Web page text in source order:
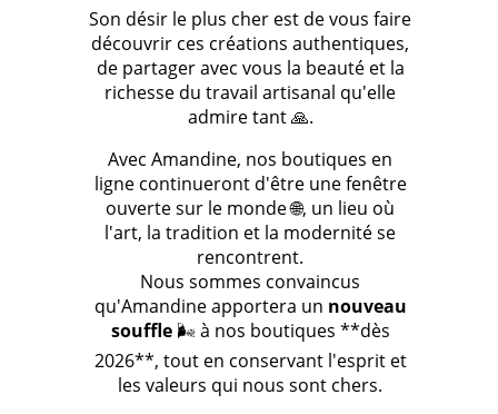
Son désir le plus cher est de vous faire
découvrir ces créations authentiques,
de partager avec vous la beauté et la
richesse du travail artisanal qu'elle
admire tant 🙏.
Avec Amandine, nos boutiques en
ligne continueront d'être une fenêtre
ouverte sur le monde 🌐, un lieu où
l'art, la tradition et la modernité se
rencontrent.
Nous sommes convaincus
qu'Amandine apportera un nouveau
souffle🌬️ à nos boutiques **dès
2026**, tout en conservant l'esprit et
les valeurs qui nous sont chers.